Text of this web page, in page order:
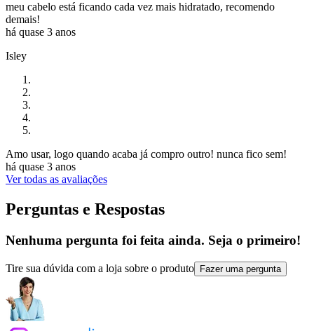
meu cabelo está ficando cada vez mais hidratado, recomendo
demais!
há quase 3 anos
Isley
Amo usar, logo quando acaba já compro outro! nunca fico sem!
há quase 3 anos
Ver todas as avaliações
Perguntas e Respostas
Nenhuma pergunta foi feita ainda. Seja o primeiro!
Tire sua dúvida com a loja sobre o produto Fazer uma pergunta